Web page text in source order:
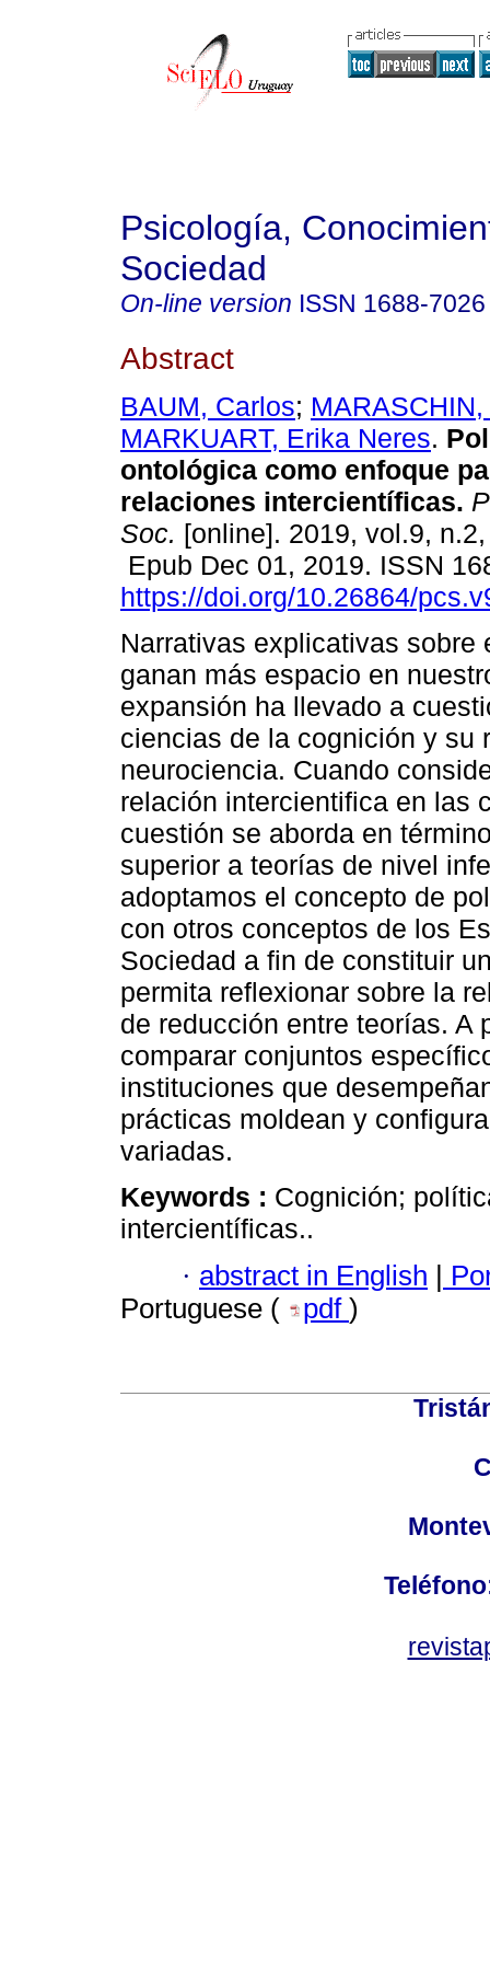
Psicología,
Sociedad
On-line version ISSN 1688-7026
Abstract
BAUM, Carlos;
MARKUART, Erika Neres.
ontológica como enfoque
relaciones intercientíficas.
Soc. [online]. 2019, vol.9,
Epub Dec 01, 2019. ISSN
https://doi.org/10.26864/
Narrativas explicativas sobre
ganan más espacio en
expansión ha llevado a
ciencias de la cognición y su
neurociencia. Cuando
relación intercientifica en las
cuestión se aborda en
superior a teorías de nivel
adoptamos el concepto de
con otros conceptos de los
Sociedad a fin de constituir
permita reflexionar sobre la
de reducción entre teorías. A
comparar conjuntos
instituciones que
prácticas moldean y
variadas.
Keywords : Cognición;
intercientíficas..
· abstract in English |
Portuguese (
pdf )